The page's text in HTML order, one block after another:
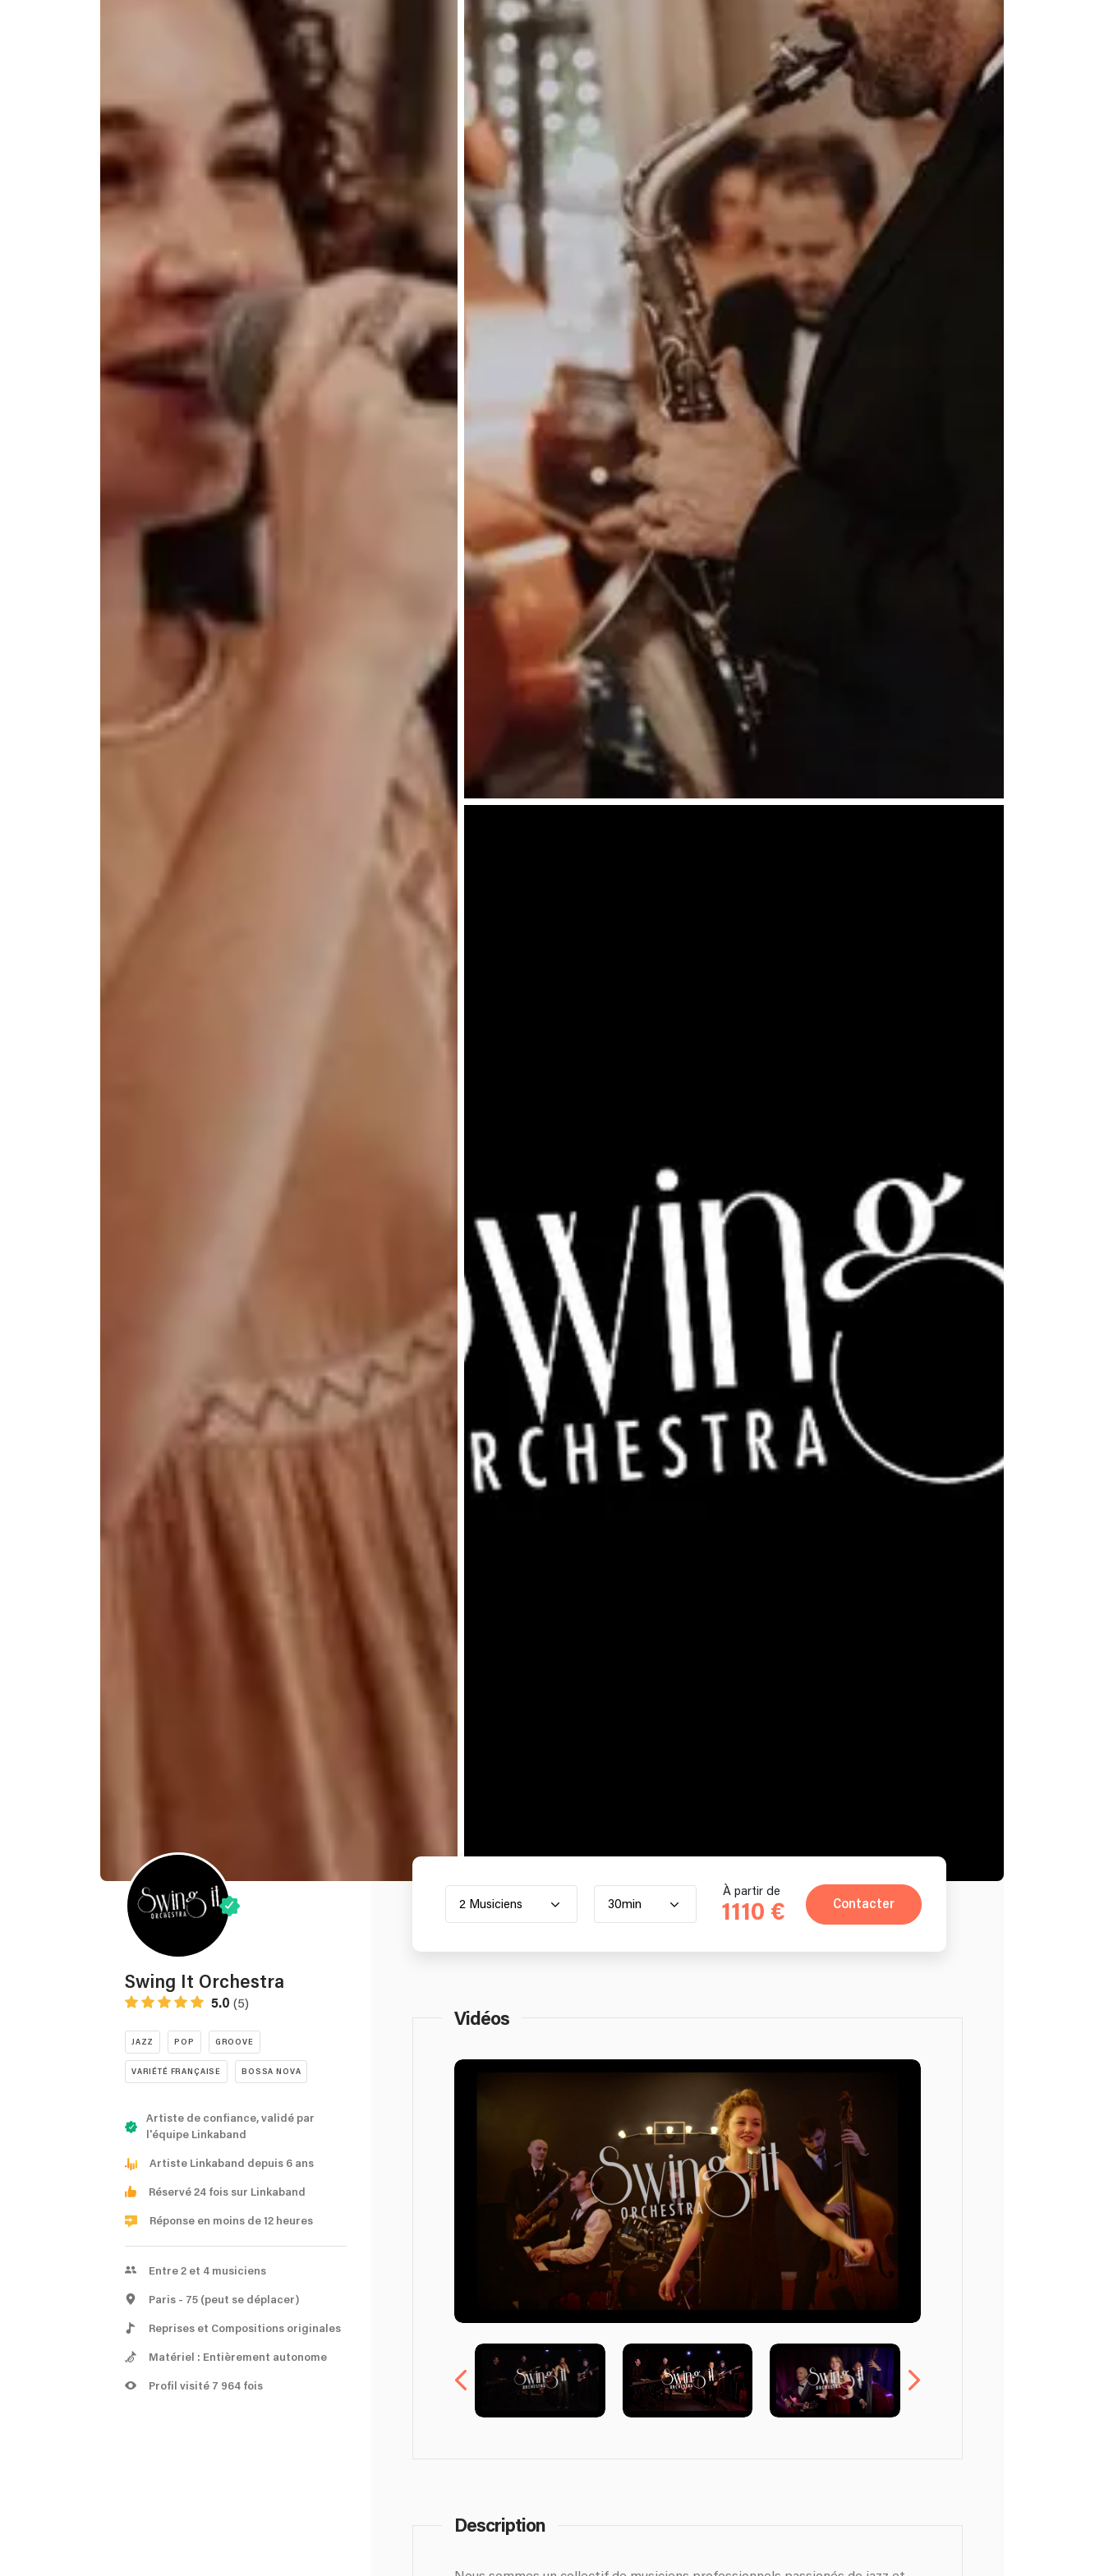
Swing It Orchestra
5.0 (5)
JAZZ POP GROOVE
VARIÉTÉ FRANÇAISE BOSSA NOVA
Artiste de confiance, validé par
l'équipe Linkaband
Artiste Linkaband depuis 6 ans
Réservé 24 fois sur Linkaband
Réponse en moins de 12 heures
Entre 2 et 4 musiciens
Paris - 75 (peut se déplacer)
Reprises et Compositions originales
Matériel : Entièrement autonome
Profil visité 7 964 fois
2 Musiciens 30min
À partir de
1110 € Contacter
Vidéos
Description